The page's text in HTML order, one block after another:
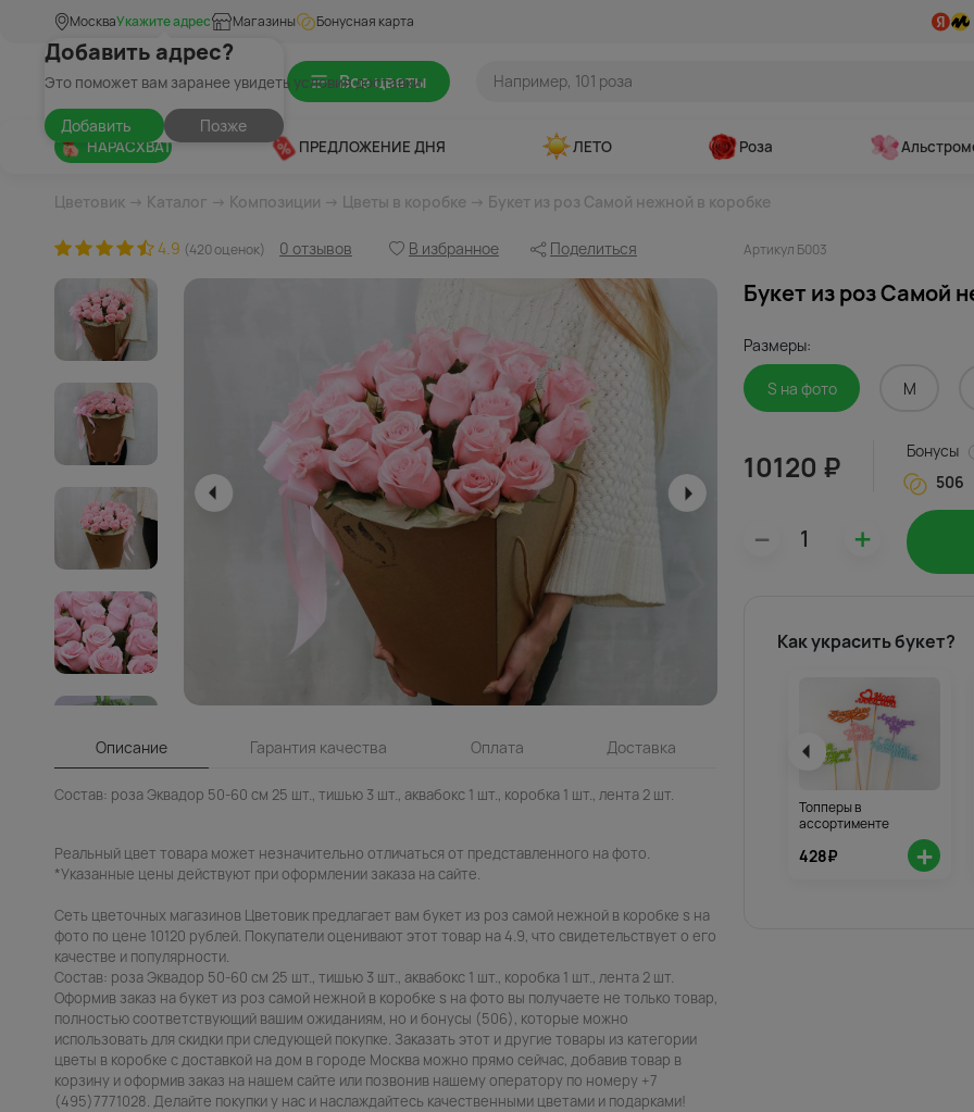
МоскваУкажите адрес
Добавить адрес?
Это поможет вам заранее увидеть условия доставки
Добавить Позже
Магазины Бонусная карта
Все цветы
НАРАСХВАТ ПРЕДЛОЖЕНИЕ ДНЯ ЛЕТО Роза
Цветовик → Каталог → Композиции → Цветы в коробке → Букет из роз Самой нежной в коробке
4.9 (420 оценок) 0 отзывов В избранное Поделиться Артикул Б003
Описание Гарантия качества Оплата Доставка
Состав: роза Эквадор 50-60 см 25 шт., тишью 3 шт., аквабокс 1 шт., коробка 1 шт., лента 2 шт.
Реальный цвет товара может незначительно отличаться от представленного на фото.
*Указанные цены действуют при оформлении заказа на сайте.
Сеть цветочных магазинов Цветовик предлагает вам букет из роз самой нежной в коробке s на
фото по цене 10120 рублей. Покупатели оценивают этот товар на 4.9, что свидетельствует о его
качестве и популярности.
Состав: роза Эквадор 50-60 см 25 шт., тишью 3 шт., аквабокс 1 шт., коробка 1 шт., лента 2 шт.
Оформив заказ на букет из роз самой нежной в коробке s на фото вы получаете не только товар,
полностью соответствующий вашим ожиданиям, но и бонусы (506), которые можно
использовать для скидки при следующей покупке. Заказать этот и другие товары из категории
цветы в коробке с доставкой на дом в городе Москва можно прямо сейчас, добавив товар в
корзину и оформив заказ на нашем сайте или позвонив нашему оператору по номеру +7
(495)7771028. Делайте покупки у нас и наслаждайтесь качественными цветами и подарками!
Букет из роз Самой
Размеры:
S на фото M
10120 ₽
Бонусы
506
– +
Как украсить букет?
Топперы в
ассортименте
428₽ +